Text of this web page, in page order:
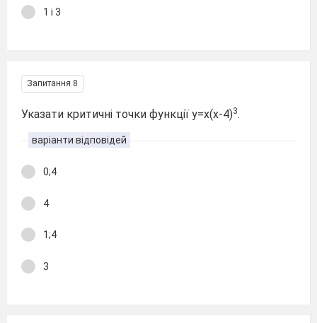
1 і 3
Запитання 8
Указати критичні точки функції у=х(х-4)3.
варіанти відповідей
0;4
4
1;4
3